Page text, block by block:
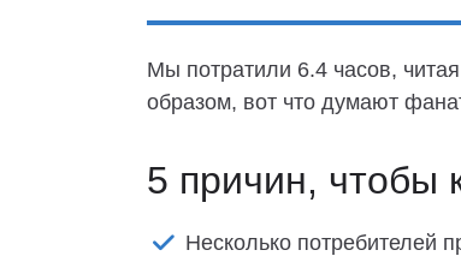
Мы потратили 6.4 часов,
образом, вот что думают
5 причин, чтобы
Несколько потребителей